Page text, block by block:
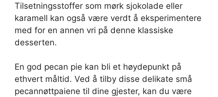
Tilsetningsstoffer som mørk sjokolade eller
karamell kan også være verdt å eksperimentere
med for en annen vri på denne klassiske
desserten.
En god pecan pie kan bli et høydepunkt på
ethvert måltid. Ved å tilby disse delikate små
pecannøttpaiene til dine gjester, kan du være